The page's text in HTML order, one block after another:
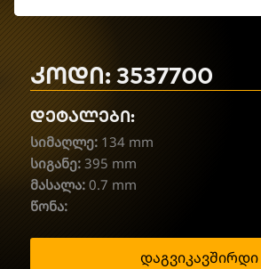
კოდი: 3537700
დეტალები:
სიმაღლე: 134 mm
სიგანე: 395 mm
მასალა: 0.7 mm
წონა:
დაგვიკავშირდი